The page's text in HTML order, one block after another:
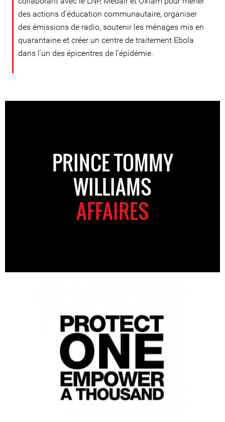
des actions d'éducation communautaire, organiser
des émissions de radio, soutenir les ménages mis en
quarantaine et créer un centre de traitement Ebola
dans l'un des épicentres de l'épidémie.
PRINCE TOMMY
WILLIAMS
AFFAIRES